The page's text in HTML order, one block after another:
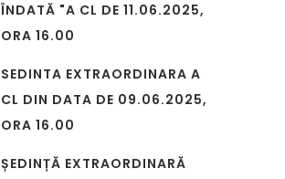
ÎNDATĂ "A CL DE 11.06.2025,
ORA 16.00
SEDINTA EXTRAORDINARA A
CL DIN DATA DE 09.06.2025,
ORA 16.00
ȘEDINȚĂ EXTRAORDINARĂ